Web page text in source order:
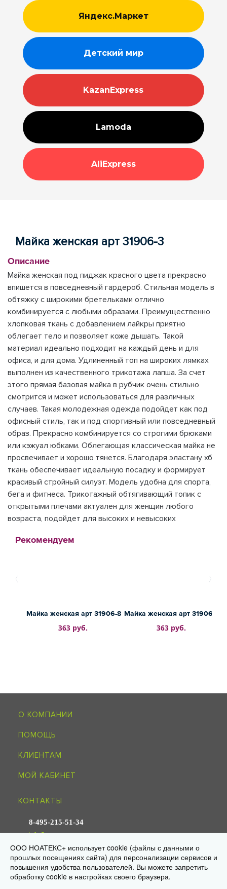
Яндекс.Маркет
Детский мир
KazanExpress
Lamoda
AliExpress
Майка женская арт 31906-3
Описание
Майка женская под пиджак красного цвета прекрасно
впишется в повседневный гардероб. Стильная модель в
обтяжку с широкими бретельками отлично
комбинируется с любыми образами. Преимущественно
хлопковая ткань с добавлением лайкры приятно
облегает тело и позволяет коже дышать. Такой
материал идеально подходит на каждый день и для
офиса, и для дома. Удлиненный топ на широких лямках
выполнен из качественного трикотажа лапша. За счет
этого прямая базовая майка в рубчик очень стильно
смотрится и может использоваться для различных
случаев. Такая молодежная одежда подойдет как под
офисный стиль, так и под спортивный или повседневный
образ. Прекрасно комбинируется со строгими брюками
или кэжуал юбками. Облегающая классическая майка не
просвечивает и хорошо тянется. Благодаря эластану хб
ткань обеспечивает идеальную посадку и формирует
красивый стройный силуэт. Модель удобна для спорта,
бега и фитнеса. Трикотажный обтягивающий топик с
открытыми плечами актуален для женщин любого
возраста, подойдет для высоких и невысоких
Рекомендуем
Майка женская арт 31906-8
363 руб.
Майка женская арт 31906-9
363 руб.
О КОМПАНИИ
ПОМОЩЬ
КЛИЕНТАМ
МОЙ КАБИНЕТ
КОНТАКТЫ
8-495-215-51-34
info@noagroup.ru
© 2009—2026 «НОАТЕКС+» — трикотаж оптом от производителя
Юр. адрес: 125581, г. Москва, ул. Ляпидевского, д. 4, кв. 158
Склад/самовывоз: 141595, МО, Солнечногорск, дер. Ложки,
«Есипово», стр. 16А, пом. 3
ООО НОАТЕКС+ использует cookie (файлы с данными о
прошлых посещениях сайта) для персонализации сервисов и
повышения удобства пользователей. Вы можете запретить
обработку cookie в настройках своего браузера.